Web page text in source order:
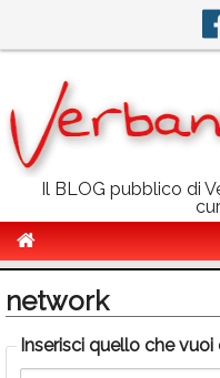
Il BLOG pubblico di
Politica
Sport
network
Inserisci quello che vuoi